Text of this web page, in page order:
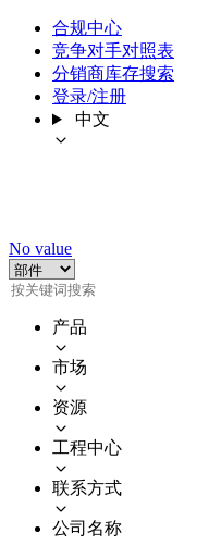
合规中心
竞争对手对照表
分销商库存搜索
登录/注册
中文
No value
产品
市场
资源
工程中心
联系方式
公司名称